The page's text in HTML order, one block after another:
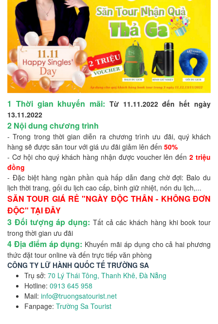
1 Thời gian khuyến mãi: Từ 11.11.2022 đến hết ngày
13.11.2022
2 Nội dung chương trình
- Trong trong thời gian diễn ra chương trình ưu đãi, quý khách
hàng sẽ được săn tour với giá ưu đãi giảm lên đến 50%
- Cơ hội cho quý khách hàng nhận được voucher lên đến 2 triệu
đồng
- Đặc biệt hàng ngàn phần quà hấp dẫn đang chờ đợi: Balo du
lịch thời trang, gối du lịch cao cấp, bình giữ nhiệt, nón du lịch,...
SĂN TOUR GIÁ RẺ "NGÀY ĐỘC THÂN - KHÔNG ĐƠN
ĐỘC" TẠI ĐÂY
3 Đối tượng áp dụng: Tất cả các khách hàng khi book tour
trong thời gian ưu đãi
4 Địa điểm áp dụng: Khuyến mãi áp dụng cho cả hai phương
thức đặt tour online và đến trực tiếp văn phòng
CÔNG TY LỮ HÀNH QUỐC TẾ TRƯỜNG SA
Trụ sở: 70 Lý Thái Tông, Thanh Khê, Đà Nẵng
Hotline: 0913 645 958
Mail: info@truongsatourist.net
Fanpage: Trường Sa Tourist